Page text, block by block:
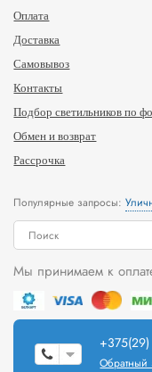
Оплата
Доставка
Самовывоз
Контакты
Подбор светильников по
Обмен и возврат
Рассрочка
Популярные запросы:
Мы принимаем к
+375(29)
Обратный